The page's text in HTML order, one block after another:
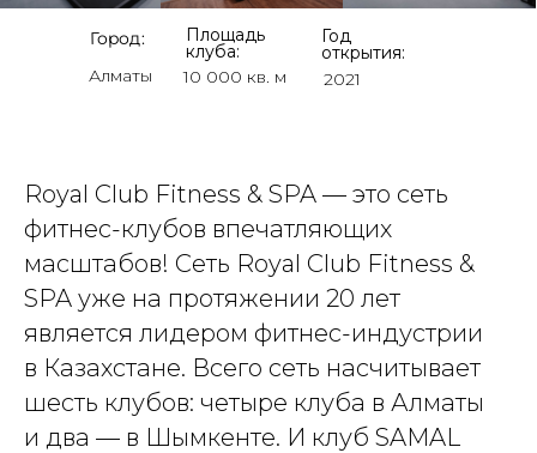
Город:
Алматы
Площадь
клуба:
10 000 кв. м
Год
открытия:
2021
Royal Club Fitness & SPA — это сеть
фитнес-клубов впечатляющих
масштабов! Сеть Royal Club Fitness &
SPA уже на протяжении 20 лет
является лидером фитнес-индустрии
в Казахстане. Всего сеть насчитывает
шесть клубов: четыре клуба в Алматы
и два — в Шымкенте. И клуб SAMAL